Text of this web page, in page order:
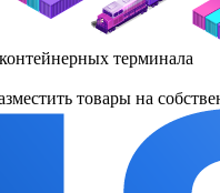
терминала
товары на